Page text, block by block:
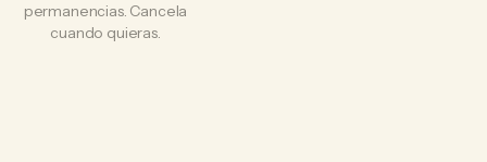
permanencias. Cancela
cuando quieras.